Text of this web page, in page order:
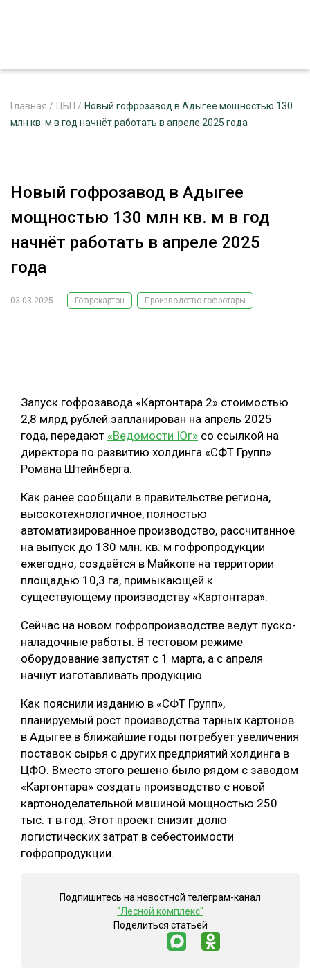
РЕКЛАМОДАТЕЛЯМ
ЛЕСНОЕ ХОЗЯЙСТВО
ЛЕСОЗАГОТОВКА
ОБРАБОТКА ДРЕВЕСИНЫ
ЛЕСОВОССТАНОВЛЕНИЕ И ЗАЩИТА
ЛОГИСТИКА
ПРОИЗВОДСТВО ДРЕВЕСНЫХ ПЛИТ
КОМПЛЕКСНАЯ ПЕРЕРАБОТКА
ДЕРЕВЯННОЕ ДОМОСТРОЕНИЕ
СУШКА ДРЕВЕСИНЫ
МЕБЕЛЬНОЕ ПРОИЗВОДСТВО
ТЕМАТИЧЕСКИЕ ПРОЕКТЫ
ПОДБОРКИ СТАТЕЙ
Главная / ЦБП / Новый гофрозавод в Адыгее мощностью 130
млн кв. м в год начнёт работать в апреле 2025 года
Новый гофрозавод в Адыгее
мощностью 130 млн кв. м в год
начнёт работать в апреле 2025
года
03.03.2025 Гофрокартон Производство гофротары
Запуск гофрозавода «Картонтара 2» стоимостью
2,8 млрд рублей запланирован на апрель 2025
года, передают «Ведомости Юг» со ссылкой на
директора по развитию холдинга «СФТ Групп»
Романа Штейнберга.
Как ранее сообщали в правительстве региона,
высокотехнологичное, полностью
автоматизированное производство, рассчитанное
на выпуск до 130 млн. кв. м гофропродукции
ежегодно, создаётся в Майкопе на территории
площадью 10,3 га, примыкающей к
существующему производству «Картонтара».
Сейчас на новом гофропроизводстве ведут пуско-
наладочные работы. В тестовом режиме
оборудование запустят с 1 марта, а с апреля
начнут изготавливать продукцию.
Как пояснили изданию в «СФТ Групп»,
планируемый рост производства тарных картонов
в Адыгее в ближайшие годы потребует увеличения
поставок сырья с других предприятий холдинга в
ЦФО. Вместо этого решено было рядом с заводом
«Картонтара» создать производство с новой
картоноделательной машиной мощностью 250
тыс. т в год. Этот проект снизит долю
логистических затрат в себестоимости
гофропродукции.
Подпишитесь на новостной телеграм-канал
"Лесной комплекс"
Поделиться статьей